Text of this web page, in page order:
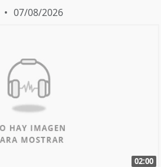
07/08/2026
02:00